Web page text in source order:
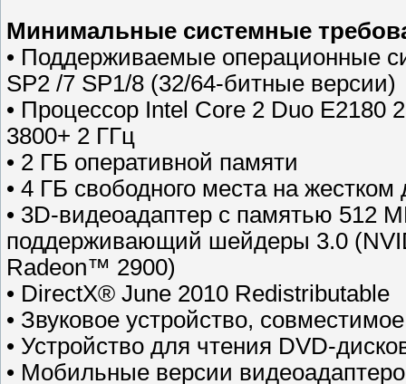
Минимальные системные
• Поддерживаемые операционные
SP2 /7 SP1/8 (32/64-битные версии)
• Процессор Intel Core 2 Duo E2180
3800+ 2 ГГц
• 2 ГБ оперативной памяти
• 4 ГБ свободного места на жестком
• 3D-видеоадаптер с памятью 512
поддерживающий шейдеры 3.0
Radeon™ 2900)
• DirectX® June 2010 Redistributable
• Звуковое устройство,
• Устройство для чтения DVD-
• Мобильные версии